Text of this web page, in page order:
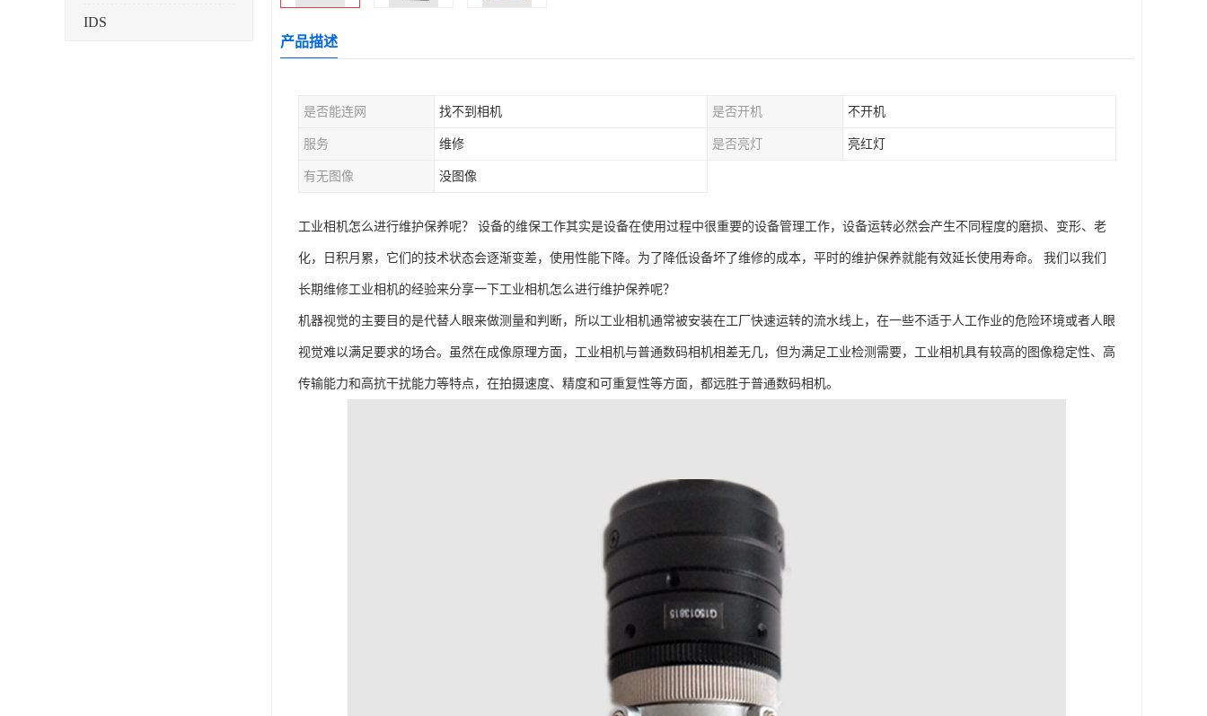
IDS
产品描述
是否能连网 找不到相机 是否开机 不开机
服务 维修 是否亮灯 亮红灯
有无图像 没图像
工业相机怎么进行维护保养呢？ 设备的维保工作其实是设备在使用过程中很重要的设备管理工作，设备运转必然会产生不同程度的磨损、变形、老
化，日积月累，它们的技术状态会逐渐变差，使用性能下降。为了降低设备坏了维修的成本，平时的维护保养就能有效延长使用寿命。 我们以我们
长期维修工业相机的经验来分享一下工业相机怎么进行维护保养呢？
机器视觉的主要目的是代替人眼来做测量和判断，所以工业相机通常被安装在工厂快速运转的流水线上，在一些不适于人工作业的危险环境或者人眼
视觉难以满足要求的场合。虽然在成像原理方面，工业相机与普通数码相机相差无几，但为满足工业检测需要，工业相机具有较高的图像稳定性、高
传输能力和高抗干扰能力等特点，在拍摄速度、精度和可重复性等方面，都远胜于普通数码相机。